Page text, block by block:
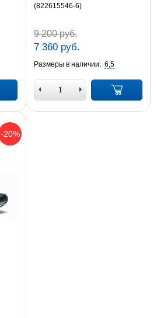
(822615546-6)
9 200 руб.
7 360 руб.
Размеры в наличии: 6,5
-20%